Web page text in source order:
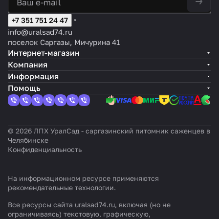
+7 351 751 24 47
info@uralsad74.ru
поселок Саргазы, Мичурина 41
Интернет-магазин
Компания
Информация
Помощь
© 2026 ЛПХ УралСад - саргазинский питомник саженцев в
Челябинске
Конфиденциальность
На информационном ресурсе применяются
рекомендательные технологии.
Все ресурсы сайта uralsad74.ru, включая (но не
ограничиваясь) текстовую, графическую,